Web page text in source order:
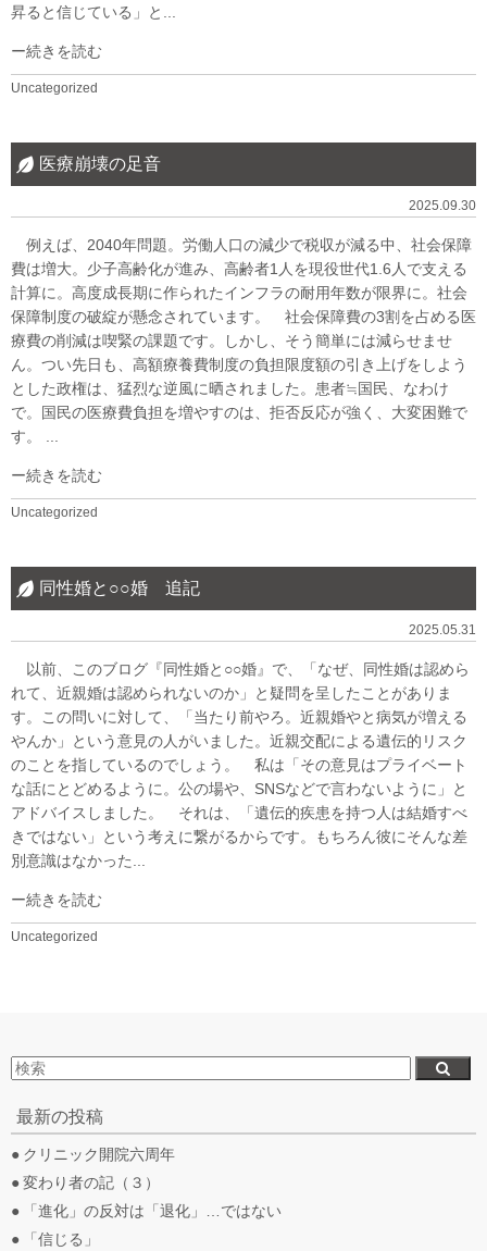
昇ると信じている」と...
続きを読む
Uncategorized
医療崩壊の足音
2025.09.30
例えば、2040年問題。労働人口の減少で税収が減る中、社会保障
費は増大。少子高齢化が進み、高齢者1人を現役世代1.6人で支える
計算に。高度成長期に作られたインフラの耐用年数が限界に。社会
保障制度の破綻が懸念されています。 社会保障費の3割を占める医
療費の削減は喫緊の課題です。しかし、そう簡単には減らせませ
ん。つい先日も、高額療養費制度の負担限度額の引き上げをしよう
とした政権は、猛烈な逆風に晒されました。患者≒国民、なわけ
で。国民の医療費負担を増やすのは、拒否反応が強く、大変困難で
す。 ...
続きを読む
Uncategorized
同性婚と○○婚 追記
2025.05.31
以前、このブログ『同性婚と○○婚』で、「なぜ、同性婚は認めら
れて、近親婚は認められないのか」と疑問を呈したことがありま
す。この問いに対して、「当たり前やろ。近親婚やと病気が増える
やんか」という意見の人がいました。近親交配による遺伝的リスク
のことを指しているのでしょう。 私は「その意見はプライベート
な話にとどめるように。公の場や、SNSなどで言わないように」と
アドバイスしました。 それは、「遺伝的疾患を持つ人は結婚すべ
きではない」という考えに繋がるからです。もちろん彼にそんな差
別意識はなかった...
続きを読む
Uncategorized
最新の投稿
クリニック開院六周年
変わり者の記（３）
「進化」の反対は「退化」…ではない
「信じる」